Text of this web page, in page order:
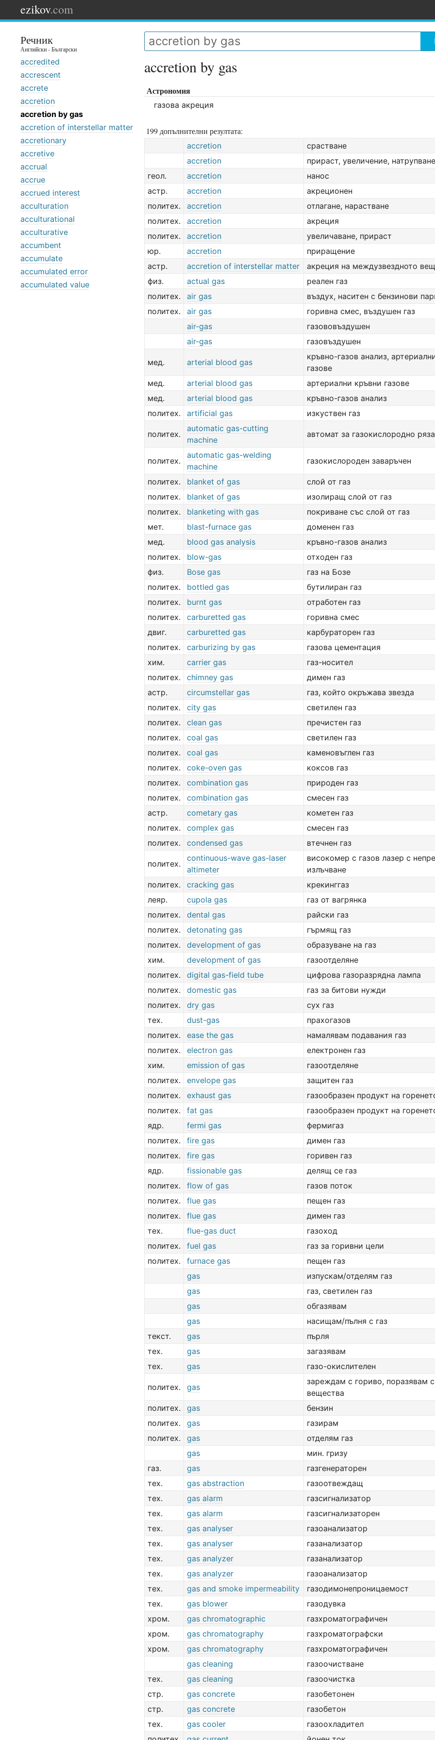
ezikov.com
Речник
Английски - Български
accredited
accrescent
accrete
accretion
accretion by gas
accretion of interstellar matter
accretionary
accretive
accrual
accrue
accrued interest
acculturation
acculturational
acculturative
accumbent
accumulate
accumulated error
accumulated value
accretion by gas
Астрономия
газова акреция
199 допълнителни резултата:
accretion
срастване
accretion
прираст, увеличение, натрупване
геол.
accretion
нанос
астр.
accretion
акреционен
политех.
accretion
отлагане, нарастване
политех.
accretion
акреция
политех.
accretion
увеличаване, прираст
юр.
accretion
приращение
астр.
accretion of interstellar matter
акреция на междузвездното
физ.
actual gas
реален газ
политех.
air gas
въздух, наситен с бензинови
политех.
air gas
горивна смес, въздушен газ
air-gas
газововъздушен
air-gas
газовъздушен
мед. arterial blood gas
кръвно-газов анализ,
газове
мед.
arterial blood gas
артериални кръвни газове
мед.
arterial blood gas
кръвно-газов анализ
политех.
artificial gas изкуствен газ
политех.
automatic gas-cutting
machine
автомат за газокислородно
политех.
automatic gas-welding
machine
газокислороден заваръчен
политех. blanket of gas
слой от газ
политех.
blanket of gas
изолиращ слой от газ
политех.
blanketing with gas
покриване със слой от газ
мет.
blast-furnace gas
доменен газ
мед.
blood gas analysis
кръвно-газов анализ
политех.
blow-gas
отходен газ
физ.
Bose gas
газ на Бозе
политех.
bottled gas
бутилиран газ
политех.
burnt gas
отработен газ
политех.
carburetted gas
горивна смес
двиг.
carburetted gas
карбураторен газ
политех.
carburizing by gas
газова цементация
хим.
carrier gas
газ-носител
политех.
chimney gas
димен газ
астр.
circumstellar gas
газ, който окръжава звезда
политех.
city gas
светилен газ
политех.
clean gas
пречистен газ
политех.
coal gas
светилен газ
политех.
coal gas
каменовъглен газ
политех.
coke-oven gas
коксов газ
политех.
combination gas
природен газ
политех.
combination gas
смесен газ
астр.
cometary gas
кометен газ
политех.
complex gas
смесен газ
политех.
condensed gas втечнен газ
политех.
continuous-wave gas-laser
altimeter
високомер с газов лазер с
излъчване
политех.
cracking gas
крекинггаз
леяр.
cupola gas
газ от вагрянка
политех.
dental gas
райски газ
политех.
detonating gas
гърмящ газ
политех.
development of gas
образуване на газ
хим.
development of gas
газоотделяне
политех.
digital gas-field tube
цифрова газоразрядна лампа
политех.
domestic gas
газ за битови нужди
политех.
dry gas
сух газ
тех.
dust-gas
прахогазов
политех.
ease the gas
намалявам подавания газ
политех.
electron gas
електронен газ
хим.
emission of gas
газоотделяне
политех.
envelope gas
защитен газ
политех.
exhaust gas
газообразен продукт на
политех.
fat gas
газообразен продукт на
ядр.
fermi gas
фермигаз
политех.
fire gas
димен газ
политех.
fire gas
горивен газ
ядр.
fissionable gas
делящ се газ
политех.
flow of gas
газов поток
политех.
flue gas
пещен газ
политех.
flue gas
димен газ
тех.
flue-gas duct
газоход
политех.
fuel gas
газ за горивни цели
политех.
furnace gas
пещен газ
gas
изпускам/отделям газ
gas
газ, светилен газ
gas
обгазявам
gas
насищам/пълня с газ
текст.
gas
пърля
тех.
gas
загазявам
тех.
gas газо-окислителен
политех. gas
зареждам с гориво, поразявам
вещества
политех.
gas
бензин
политех.
gas
газирам
политех.
gas
отделям газ
gas
мин. гризу
газ.
gas
газгенераторен
тех.
gas abstraction
газоотвеждащ
тех.
gas alarm
газсигнализатор
тех.
gas alarm
газсигнализаторен
тех.
gas analyser
газоанализатор
тех.
gas analyser
газанализатор
тех.
gas analyzer
газанализатор
тех.
gas analyzer
газоанализатор
тех.
gas and smoke impermeability
газодимонепроницаемост
тех.
gas blower
газодувка
хром.
gas chromatographic
газхроматографичен
хром.
gas chromatography
газхроматографски
хром.
gas chromatography
газхроматографичен
gas cleaning
газоочистване
тех.
gas cleaning
газоочистка
стр.
gas concrete
газобетонен
стр.
gas concrete
газобетон
тех.
gas cooler
газоохладител